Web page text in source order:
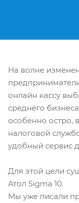
На волне
онлайн кассу
среднего
особенно остро,
налоговой
удобный сервис
Для этой цели
Атол Sigma 10.
Мы уже писали